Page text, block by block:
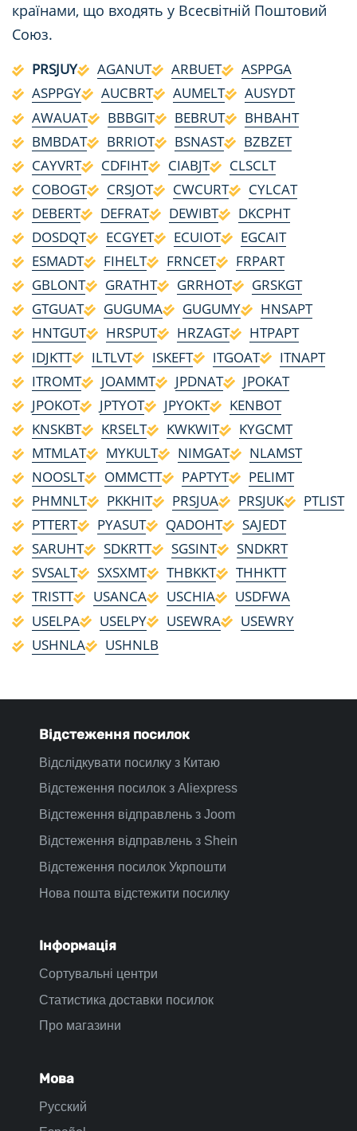
країнами, що входять у Всесвітній Поштовий
Союз.
PRSJUY AGANUT ARBUET
ASPPGA
ASPPGY
AUCBRT AUMELT
AUSYDT
AWAUAT
BBBGIT BEBRUT
BHBAHT
BMBDAT
BRRIOT BSNAST
BZBZET
CAYVRT
CDFIHT CIABJT
CLSCLT
COBOGT
CRSJOT CWCURT
CYLCAT
DEBERT
DEFRAT DEWIBT
DKCPHT
DOSDQT
ECGYET ECUIOT
EGCAIT
ESMADT
FIHELT FRNCET
FRPART
GBLONT
GRATHT GRRHOT
GRSKGT
GTGUAT
GUGUMA GUGUMY
HNSAPT
HNTGUT
HRSPUT HRZAGT
HTPAPT
IDJKTT
ILTLVT ISKEFT ITGOAT
ITNAPT
ITROMT
JOAMMT JPDNAT
JPOKAT
JPOKOT
JPTYOT JPYOKT
KENBOT
KNSKBT
KRSELT KWKWIT
KYGCMT
MTMLAT
MYKULT NIMGAT
NLAMST
NOOSLT
OMMCTT PAPTYT
PELIMT
PHMNLT
PKKHIT PRSJUA PRSJUK
PTLIST
PTTERT
PYASUT QADOHT
SAJEDT
SARUHT
SDKRTT SGSINT
SNDKRT
SVSALT
SXSXMT THBKKT
THHKTT
TRISTT
USANCA USCHIA
USDFWA
USELPA
USELPY USEWRA
USEWRY
USHNLA
USHNLB
Відстеження посилок
Відслідкувати посилку з Китаю
Відстеження посилок з Aliexpress
Відстеження відправлень з Joom
Відстеження відправлень з Shein
Відстеження посилок Укрпошти
Нова пошта відстежити посилку
Інформація
Сортувальні центри
Статистика доставки посилок
Про магазини
Мова
Русский